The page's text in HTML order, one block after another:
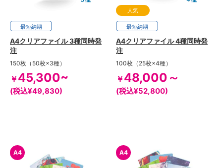
最短2日納期
A4クリアファイル 3種同時発
注
150枚（50枚×3種）
￥45,300~
(税込¥49,830)
人気
最短2日納期
A4クリアファイル 4種同時発
注
100枚（25枚×4種）
￥48,000～
(税込¥52,800)
A4 A4